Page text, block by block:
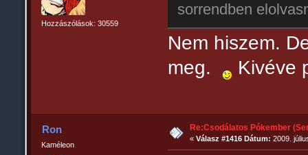
Hozzászólások: 30559
sorrendben
Nem hiszem.
meg.
Kivéve
Ron
Kaméleon
Re:Csodálatos Pókember
«Válasz #1416 Dátum: 2009.